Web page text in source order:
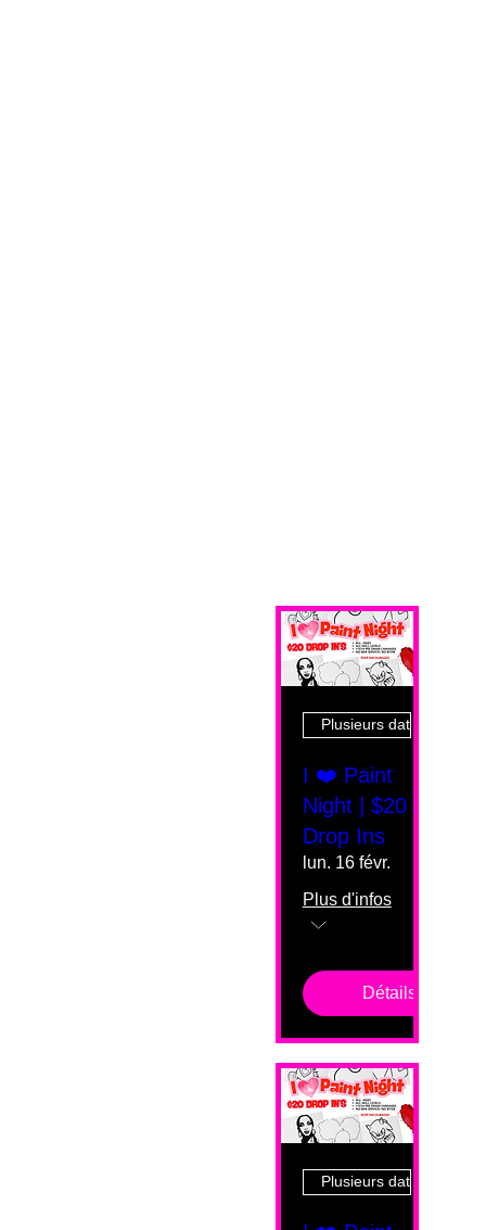
Plusieurs dates
I ❤️ Paint
Night | $20
Drop Ins
lun. 16 févr.
Plus d'infos
Détails
Plusieurs dates